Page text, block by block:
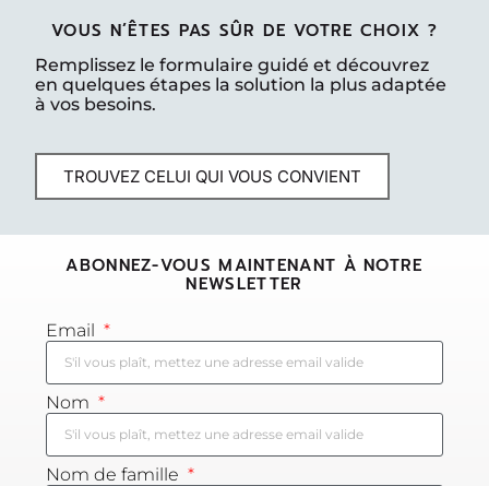
VOUS N’ÊTES PAS SÛR DE VOTRE CHOIX ?
Remplissez le formulaire guidé et découvrez
en quelques étapes la solution la plus adaptée
à vos besoins.
TROUVEZ CELUI QUI VOUS CONVIENT
ABONNEZ-VOUS MAINTENANT À NOTRE
NEWSLETTER
Email
Nom
Nom de famille